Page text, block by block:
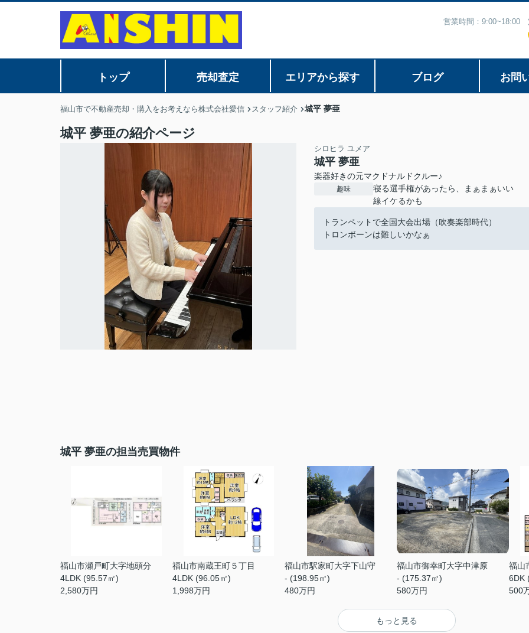
営業時間：9:00~18:00
トップ 売却査定 エリアから探す ブログ お問
福山市で不動産売却・購入をお考えなら株式会社愛信 スタッフ紹介 城平 夢亜
城平 夢亜の紹介ページ
シロヒラ ユメア
城平 夢亜
楽器好きの元マクドナルドクルー♪
趣味
寝る選手権があったら、まぁまぁいい
線イケるかも
トランペットで全国大会出場（吹奏楽部時代）
トロンボーンは難しいかなぁ
城平 夢亜の担当売買物件
福山市瀬戸町大字地頭分
4LDK (95.57㎡)
2,580万円
福山市南蔵王町５丁目
4LDK (96.05㎡)
1,998万円
福山市駅家町大字下山守
- (198.95㎡)
480万円
福山市御幸町大字中津原
- (175.37㎡)
580万円
福山
6DK
500
もっと見る